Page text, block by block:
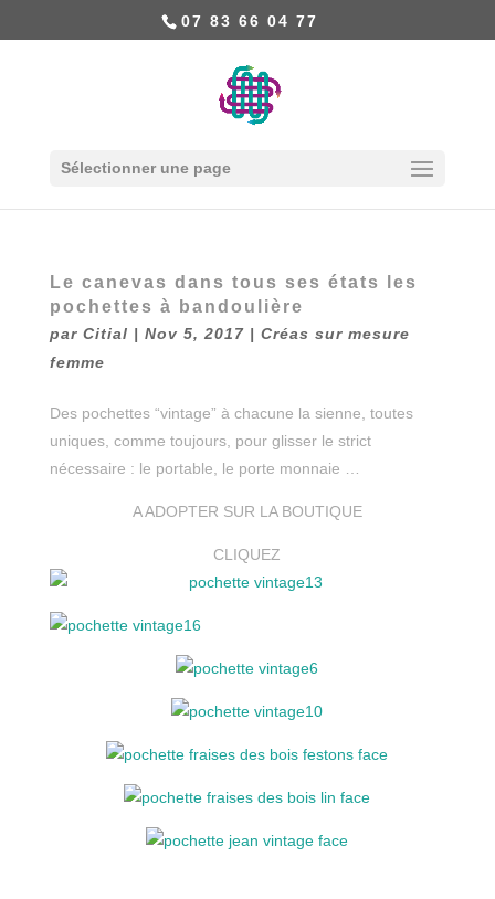
07 83 66 04 77
Sélectionner une page
Le canevas dans tous ses états les
pochettes à bandoulière
par Citial | Nov 5, 2017| Créas sur mesure
femme
Des pochettes “vintage” à chacune la sienne, toutes
uniques, comme toujours, pour glisser le strict
nécessaire : le portable, le porte monnaie …
A ADOPTER SUR LA BOUTIQUE
CLIQUEZ